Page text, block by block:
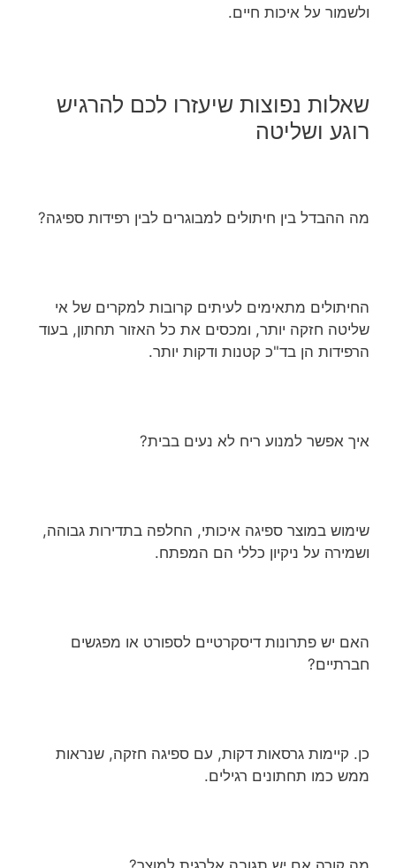
ולשמור על איכות חיים.
שאלות נפוצות שיעזרו לכם להרגיש
רוגע ושליטה
מה ההבדל בין חיתולים למבוגרים לבין רפידות ספיגה?
החיתולים מתאימים לעיתים קרובות למקרים של אי
שליטה חזקה יותר, ומכסים את כל האזור תחתון, בעוד
הרפידות הן בד"כ קטנות ודקות יותר.
איך אפשר למנוע ריח לא נעים בבית?
שימוש במוצר ספיגה איכותי, החלפה בתדירות גבוהה,
ושמירה על ניקיון כללי הם המפתח.
האם יש פתרונות דיסקרטיים לספורט או מפגשים
חברתיים?
כן. קיימות גרסאות דקות, עם ספיגה חזקה, שנראות
ממש כמו תחתונים רגילים.